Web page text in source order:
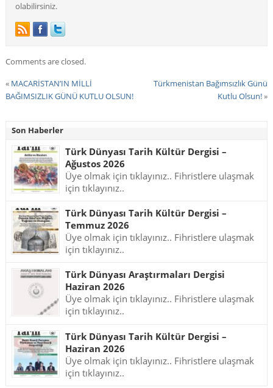
olabilirsiniz.
Comments are closed.
« MACARİSTAN’IN MİLLİ
BAĞIMSIZLIK GÜNÜ KUTLU OLSUN!
Türkmenistan Bağımsızlık Günü
Kutlu Olsun!»
Son Haberler
Türk Dünyası Tarih Kültür Dergisi –
Ağustos 2026
Üye olmak için tıklayınız.. Fihristlere ulaşmak
için tıklayınız..
Türk Dünyası Tarih Kültür Dergisi –
Temmuz 2026
Üye olmak için tıklayınız.. Fihristlere ulaşmak
için tıklayınız..
Türk Dünyası Araştırmaları Dergisi
Haziran 2026
Üye olmak için tıklayınız.. Fihristlere ulaşmak
için tıklayınız..
Türk Dünyası Tarih Kültür Dergisi –
Haziran 2026
Üye olmak için tıklayınız.. Fihristlere ulaşmak
için tıklayınız..